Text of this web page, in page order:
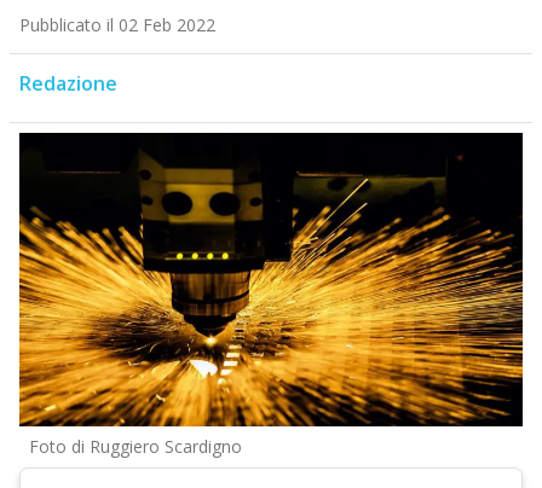
Pubblicato il 02 Feb 2022
Redazione
Foto di Ruggiero Scardigno